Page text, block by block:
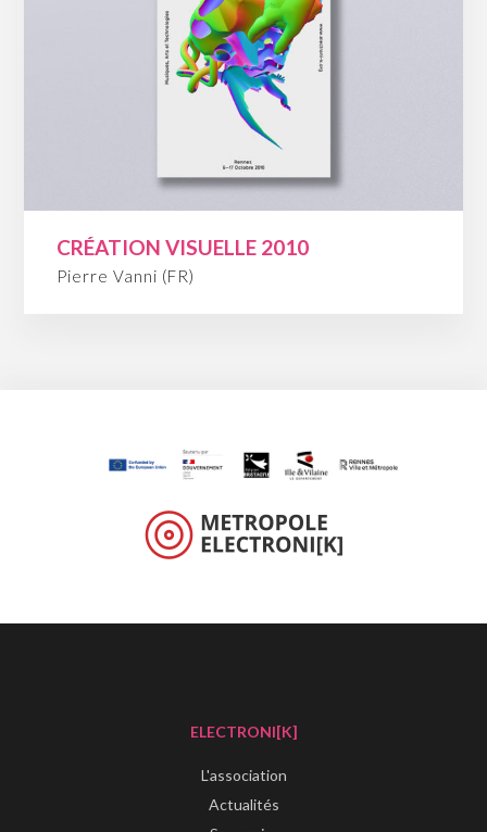
CRÉATION VISUELLE 2010
Pierre Vanni (FR)
ELECTRONI[K]
L'association
Actualités